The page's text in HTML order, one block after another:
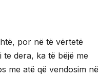
por në të vërtetë
dera, ka të bëjë me
me atë që vendosim në